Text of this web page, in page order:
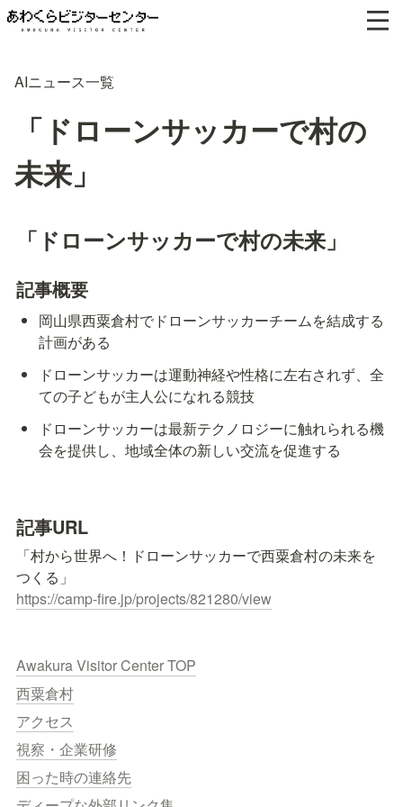
AIニュース一覧
「ドローンサッカーで村の
未来」
「ドローンサッカーで村の未来」
記事概要
岡山県西粟倉村でドローンサッカーチームを結成する
計画がある
ドローンサッカーは運動神経や性格に左右されず、全
ての子どもが主人公になれる競技
ドローンサッカーは最新テクノロジーに触れられる機
会を提供し、地域全体の新しい交流を促進する
記事URL
「村から世界へ！ドローンサッカーで西粟倉村の未来を
https://camp-fire.jp/projects/821280/view
Awakura Visitor Center TOP
西粟倉村
アクセス
視察・企業研修
困った時の連絡先